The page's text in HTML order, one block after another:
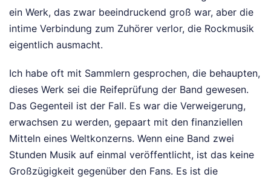
ein Werk, das zwar beeindruckend groß war, aber die
intime Verbindung zum Zuhörer verlor, die Rockmusik
eigentlich ausmacht.
Ich habe oft mit Sammlern gesprochen, die behaupten,
dieses Werk sei die Reifeprüfung der Band gewesen.
Das Gegenteil ist der Fall. Es war die Verweigerung,
erwachsen zu werden, gepaart mit den finanziellen
Mitteln eines Weltkonzerns. Wenn eine Band zwei
Stunden Musik auf einmal veröffentlicht, ist das keine
Großzügigkeit gegenüber den Fans. Es ist die